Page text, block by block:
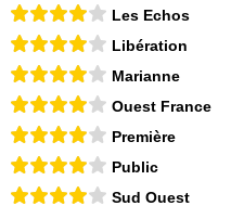
Les Echos
Libération
Marianne
Ouest France
Première
Public
Sud Ouest